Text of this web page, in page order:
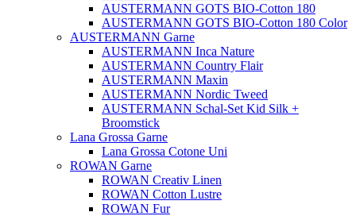
AUSTERMANN GOTS BIO-Cotton 180
AUSTERMANN GOTS BIO-Cotton 180 Color
AUSTERMANN Garne
AUSTERMANN Inca Nature
AUSTERMANN Country Flair
AUSTERMANN Maxin
AUSTERMANN Nordic Tweed
AUSTERMANN Schal-Set Kid Silk +
Broomstick
Lana Grossa Garne
Lana Grossa Cotone Uni
ROWAN Garne
ROWAN Creativ Linen
ROWAN Cotton Lustre
ROWAN Fur